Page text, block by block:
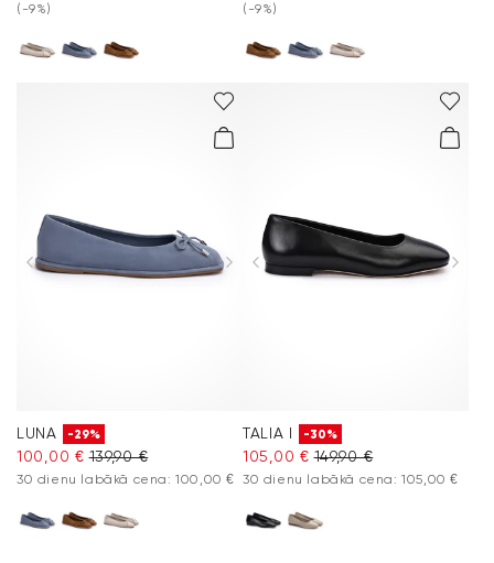
(-9%)
(-9%)
LUNA -29%
100,00 € 139,90 €
30 dienu labākā cena: 100,00 €
TALIA I -30%
105,00 € 149,90 €
30 dienu labākā cena: 105,00 €